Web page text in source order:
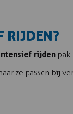
RIJDEN?
rijden pak
ze passen bij